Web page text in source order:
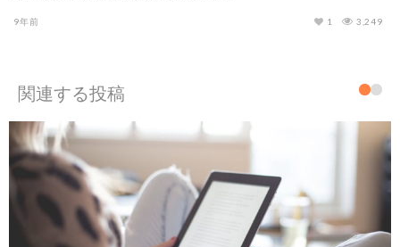
9年前 3,249
1
関連する投稿